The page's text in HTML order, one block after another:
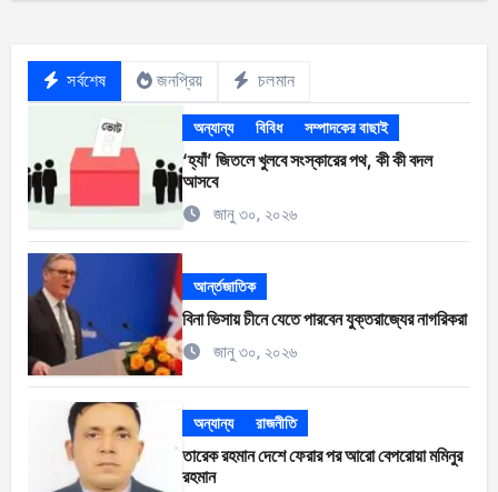
সর্বশেষ জনপ্রিয় চলমান
অন্যান্য বিবিধ সম্পাদকের বাছাই
‘হ্যাঁ’ জিতলে খুলবে সংস্কারের পথ, কী কী বদল
আসবে
জানু ৩০, ২০২৬
আর্ন্তজাতিক
বিনা ভিসায় চীনে যেতে পারবেন যুক্তরাজ্যের নাগরিকরা
জানু ৩০, ২০২৬
অন্যান্য রাজনীতি
তারেক রহমান দেশে ফেরার পর আরো বেপরোয়া মমিনুর
রহমান